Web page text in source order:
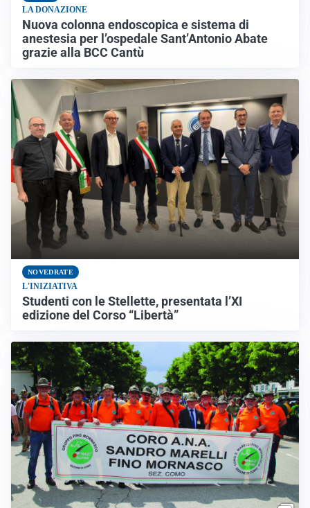
LA DONAZIONE
Nuova colonna endoscopica e sistema di
anestesia per l’ospedale Sant’Antonio Abate
grazie alla BCC Cantù
NOVEDRATE
L'INIZIATIVA
Studenti con le Stellette, presentata l’XI
edizione del Corso “Libertà”